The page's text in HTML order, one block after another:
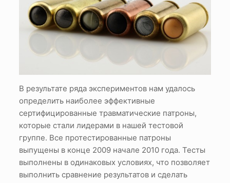
В результате ряда экспериментов нам удалось
определить наиболее эффективные
сертифицированные травматические патроны,
которые стали лидерами в нашей тестовой
группе. Все протестированные патроны
выпущены в конце 2009 начале 2010 года. Тесты
выполнены в одинаковых условиях, что позволяет
выполнить сравнение результатов и сделать